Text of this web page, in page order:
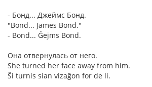
- Бонд... Джеймс Бонд.
"Bond... James Bond."
- Bond... Ĝejms Bond.
Она отвернулась от него.
She turned her face away from him.
Ŝi turnis sian vizaĝon for de li.